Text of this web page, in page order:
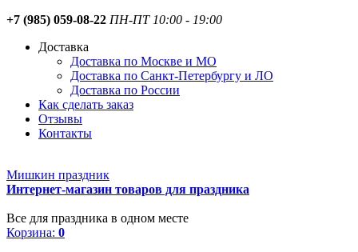
+7 (985) 059-08-22 ПН-ПТ 10:00 - 19:00
Доставка
Доставка по Москве и МО
Доставка по Санкт-Петербургу и ЛО
Доставка по России
Как сделать заказ
Отзывы
Контакты
Мишкин праздник
Интернет-магазин товаров для праздника
Все для праздника в одном месте
Корзина: 0